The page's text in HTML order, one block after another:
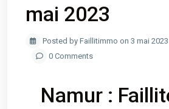
mai 2023
Posted by Faillitimmo on 3 mai 2023
0 Comments
Namur :